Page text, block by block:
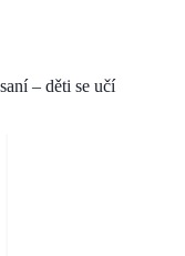
– děti se učí